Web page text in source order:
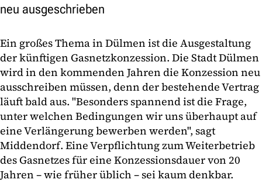
neu ausgeschrieben
Ein großes Thema in Dülmen ist die Ausgestaltung
der künftigen Gasnetzkonzession. Die Stadt Dülmen
wird in den kommenden Jahren die Konzession neu
ausschreiben müssen, denn der bestehende Vertrag
läuft bald aus. "Besonders spannend ist die Frage,
unter welchen Bedingungen wir uns überhaupt auf
eine Verlängerung bewerben werden", sagt
Middendorf. Eine Verpflichtung zum Weiterbetrieb
des Gasnetzes für eine Konzessionsdauer von 20
Jahren – wie früher üblich – sei kaum denkbar.